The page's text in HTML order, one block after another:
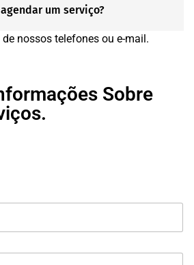
um serviço?
nossos telefones ou e-mail.
Sobre